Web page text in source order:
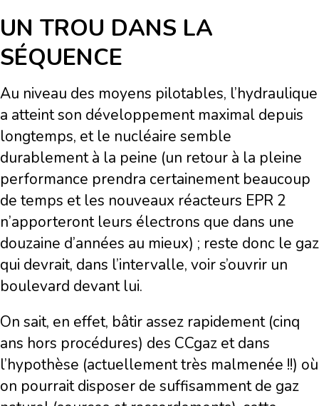
UN TROU DANS LA
SÉQUENCE
Au niveau des moyens pilotables, l’hydraulique
a atteint son développement maximal depuis
longtemps, et le nucléaire semble
durablement à la peine (un retour à la pleine
performance prendra certainement beaucoup
de temps et les nouveaux réacteurs EPR 2
n’apporteront leurs électrons que dans une
douzaine d’années au mieux) ; reste donc le gaz
qui devrait, dans l’intervalle, voir s’ouvrir un
boulevard devant lui.
On sait, en effet, bâtir assez rapidement (cinq
ans hors procédures) des CCgaz et dans
l’hypothèse (actuellement très malmenée !!) où
on pourrait disposer de suffisamment de gaz